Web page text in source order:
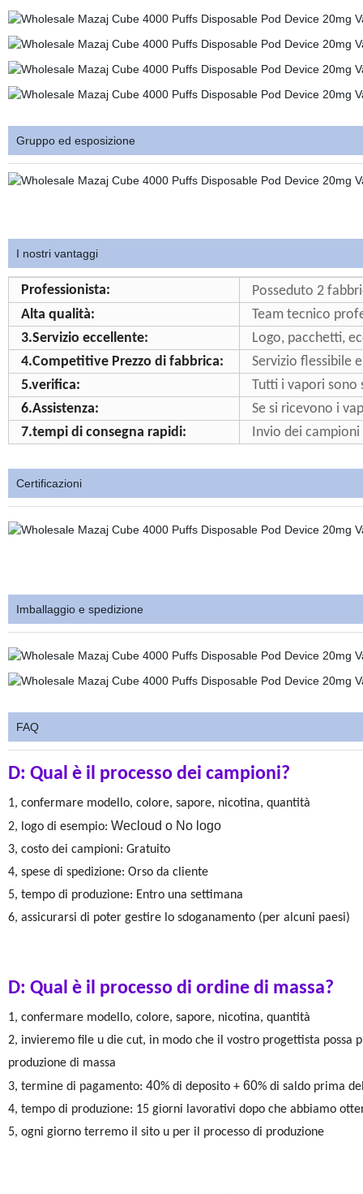
Gruppo ed esposizione
I nostri vantaggi
Professionista:
Posseduto 2
Alta qualità:
Team tecnico
3.Servizio eccellente:
Logo, pacchetti,
4.Competitive Prezzo di fabbrica:
Servizio flessibile
5.verifica:
Tutti i vapori
6.Assistenza:
Se si ricevono i
7.tempi di consegna rapidi:
Invio dei
Certificazioni
Imballaggio e spedizione
FAQ
D: Qual è il processo dei campioni?
1, confermare modello, colore, sapore, nicotina, quantità
2, logo di esempio: Wecloud o No logo
3, costo dei campioni: Gratuito
4, spese di spedizione: Orso da cliente
5, tempo di produzione: Entro una settimana
6, assicurarsi di poter gestire lo sdoganamento (per alcuni paesi)
D: Qual è il processo di ordine di massa?
1, confermare modello, colore, sapore, nicotina, quantità
2, invieremo file u die cut, in modo che il vostro progettista
produzione di massa
3, termine di pagamento: 40% di deposito +60% di saldo prima
4, tempo di produzione: 15 giorni lavorativi dopo che abbiamo
5, ogni giorno terremo il sito u per il processo di produzione